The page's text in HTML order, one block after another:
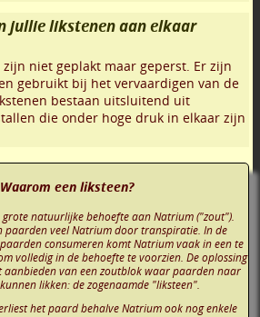
jullie likstenen aan elkaar
niet geplakt maar geperst. Er zijn
gebruikt bij het vervaardigen van de
bestaan uitsluitend uit
die onder hoge druk in elkaar zijn
Waarom een liksteen?
natuurlijke behoefte aan Natrium ("zout").
paarden veel Natrium door transpiratie. In de
consumeren komt Natrium vaak in een te
volledig in de behoefte te voorzien. De oplossing
aanbieden van een zoutblok waar paarden naar
likken: de zogenaamde "liksteen".
het paard behalve Natrium ook nog enkele